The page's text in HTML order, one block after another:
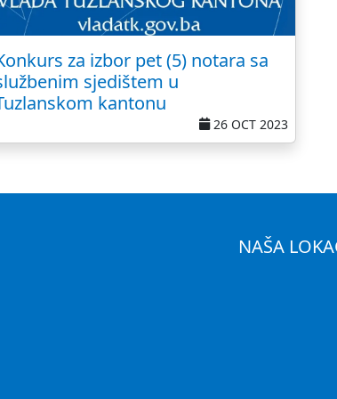
za izbor pet (5) notara sa
sjedištem u
kantonu
26 OCT 2023
NAŠA